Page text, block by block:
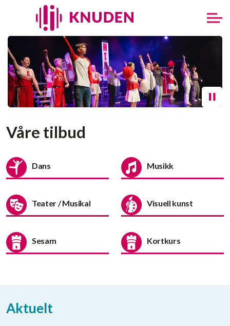
Våre tilbud
Dans Musikk
Teater / Musikal Visuell kunst
Sesam Kortkurs
Aktuelt